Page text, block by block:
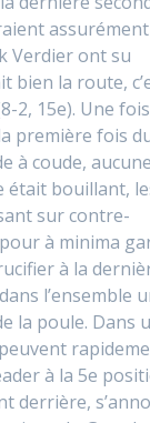
assurément
Verdier ont su
bien la route,
2, 15e). Une
première fois
à coude, aucune
était bouillant,
sur contre-
à minima
à la
l’ensemble
la poule. Dans
à la 5e
derrière,